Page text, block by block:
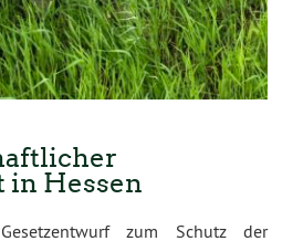
in Hessen
zum Schutz der